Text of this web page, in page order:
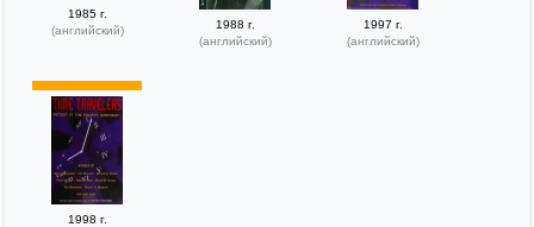
1985 г.
(английский)
1988 г.
(английский)
1997 г.
(английский)
1998 г.